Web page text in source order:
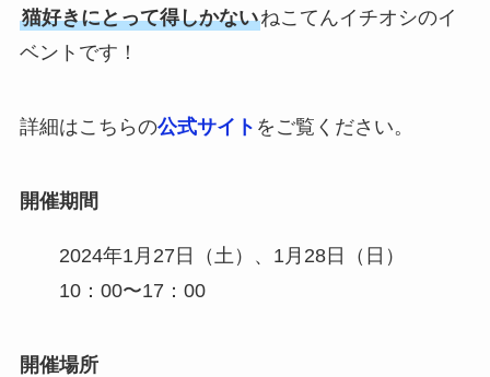
猫好きにとって得しかないねこてんイチオシのイ
ベントです！
詳細はこちらの公式サイト をご覧ください。
開催期間
2024年1月27日（土）、1月28日（日）
10：00〜17：00
開催場所